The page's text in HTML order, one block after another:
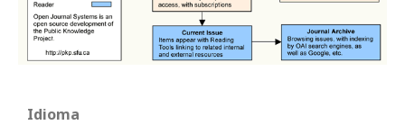
Idioma